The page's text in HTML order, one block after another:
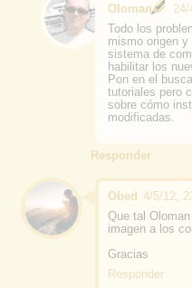
Oloman
Todo los
mismo origen y
sistema de
habilitar los
Pon en el
tutoriales pero
sobre cómo
modificadas.
Responder
Obed 4/5/12,
Que tal
imagen a los
Gracias
Responder